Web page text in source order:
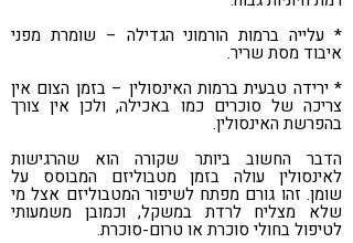
* עלייה ברמות הורמוני הגדילה – שומרת מפני
איבוד מסת שריר.
* ירידה טבעית ברמות האינסולין – בזמן הצום אין
צריכה של סוכרים כמו באכילה, ולכן אין צורך
בהפרשת האינסולין.
הדבר החשוב ביותר שקורה הוא שהרגישות
לאינסולין עולה בזמן מטבוליזם המבוסס על
שומן. זהו גורם מפתח לשיפור המטבוליזם אצל מי
שלא מצליח לרדת במשקל, וכמובן משמעותי
לטיפול בחולי סוכרת או טרום-סוכרת.